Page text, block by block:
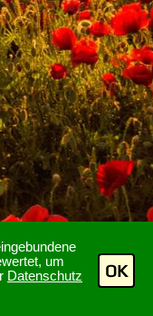
um
Datenschutz
OK